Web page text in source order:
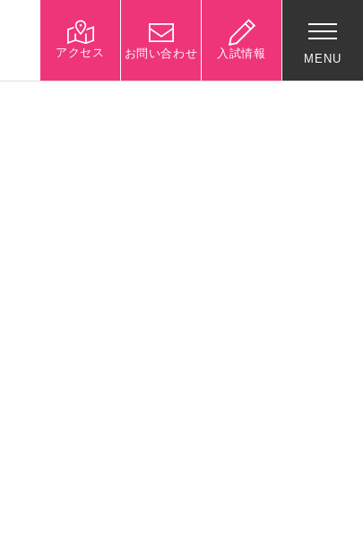
アクセス お問い合わせ 入試情報 MENU
情報
会等イベント情
ンフレット